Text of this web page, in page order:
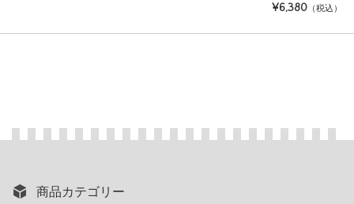
¥6,380 （税込）
商品カテゴリー